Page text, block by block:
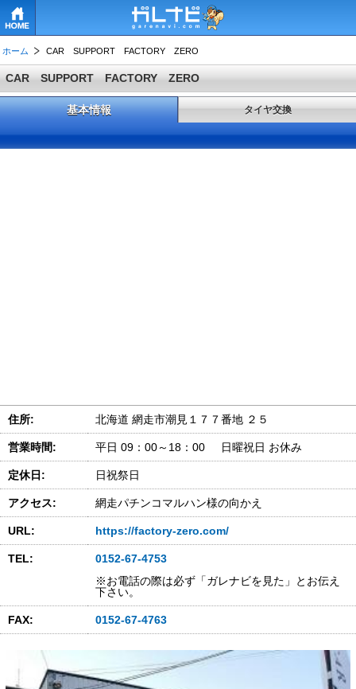
ホーム CAR SUPPORT FACTORY ZERO
CAR SUPPORT FACTORY ZERO
基本情報 タイヤ交換
住所: 北海道 網走市潮見１７７番地 ２５
営業時間: 平日 09：00～18：00 日曜祝日 お休み
定休日: 日祝祭日
アクセス: 網走パチンコマルハン様の向かえ
URL: https://factory-zero.com/
TEL:
0152-67-4753
※お電話の際は必ず「ガレナビを見た」とお伝え
下さい。
FAX: 0152-67-4763